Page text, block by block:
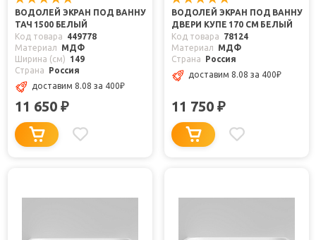
ВОДОЛЕЙ ЭКРАН ПОД ВАННУ
ТАЧ 1500 БЕЛЫЙ
Код товара
449778
Материал
МДФ
Ширина (см)
149
Страна
Россия
доставим 8.08 за 400₽
11 650 ₽
ВОДОЛЕЙ ЭКРАН ПОД ВАННУ
ДВЕРИ КУПЕ 170 СМ БЕЛЫЙ
Код товара
78124
Материал
МДФ
Страна
Россия
доставим 8.08 за 400₽
11 750 ₽